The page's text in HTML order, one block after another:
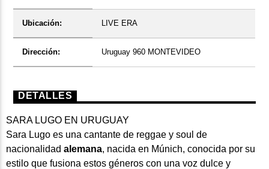
Ubicación: LIVE ERA
Dirección: Uruguay 960 MONTEVIDEO
DETALLES
SARA LUGO EN URUGUAY
Sara Lugo es una cantante de reggae y soul de
nacionalidadalemana, nacida en Múnich, conocida por su
estilo que fusiona estos géneros con una voz dulce y